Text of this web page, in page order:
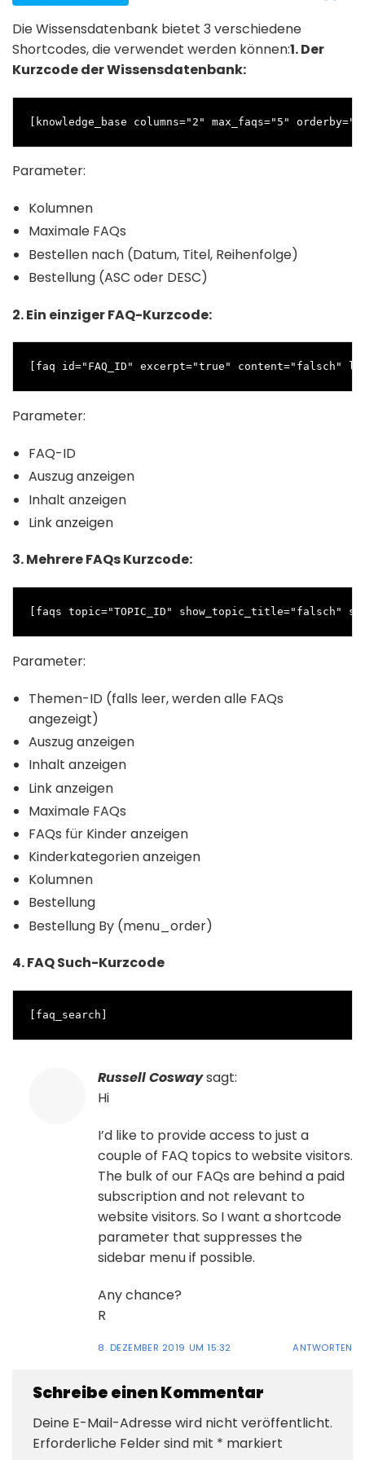
Die Wissensdatenbank bietet 3 verschiedene
Shortcodes, die verwendet werden können:1. Der
Kurzcode der Wissensdatenbank:
[knowledge_base columns="2" max_faqs="5"
Parameter:
Kolumnen
Maximale FAQs
Bestellen nach (Datum, Titel, Reihenfolge)
Bestellung (ASC oder DESC)
2. Ein einziger FAQ-Kurzcode:
[faq id="FAQ_ID" excerpt="true" content="falsch"
Parameter:
FAQ-ID
Auszug anzeigen
Inhalt anzeigen
Link anzeigen
3. Mehrere FAQs Kurzcode:
[faqs topic="TOPIC_ID" show_topic_title="falsch"
Parameter:
Themen-ID (falls leer, werden alle FAQs
angezeigt)
Auszug anzeigen
Inhalt anzeigen
Link anzeigen
Maximale FAQs
FAQs für Kinder anzeigen
Kinderkategorien anzeigen
Kolumnen
Bestellung
Bestellung By (menu_order)
4. FAQ Such-Kurzcode
[faq_search]
Russell Coswaysagt:
Hi
I’d like to provide access to just a
couple of FAQ topics to website visitors.
The bulk of our FAQs are behind a paid
subscription and not relevant to
website visitors. So I want a shortcode
parameter that suppresses the
sidebar menu if possible.
Any chance?
R
8. DEZEMBER 2019 UM 15:32 ANTWORTEN
Schreibe einen Kommentar
Deine E-Mail-Adresse wird nicht veröffentlicht.
Erforderliche Felder sind mit * markiert